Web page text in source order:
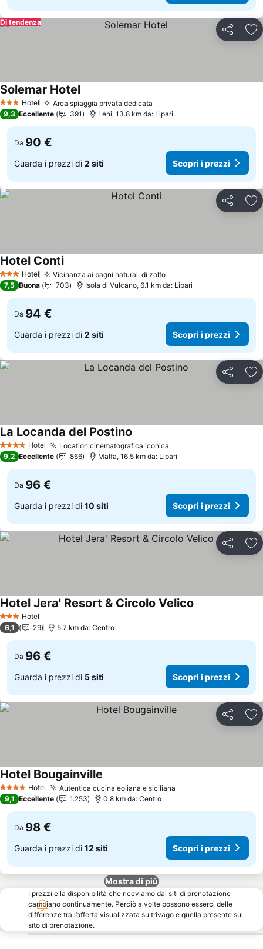
Condividi
Di tendenza
3 StelleHotel Area spiaggia privata dedicata
Solemar HotelScopri i prezzi
9,3 Eccellente 391 Leni, 13.8 km da: Lipari
Da 90 €
Guarda i prezzi di 2 siti Scopri i prezzi
Condividi
3 StelleHotel Vicinanza ai bagni naturali di zolfoScopri i prezzi
Hotel ContiScopri i prezzi
7,5 Buona 703 Isola di Vulcano, 6.1 km da: Lipari
Da 94 €
Guarda i prezzi di 2 siti Scopri i prezzi
Condividi
4 Stelle Hotel Location cinematografica iconica
La Locanda del Postino
9,2 Eccellente 866 Malfa, 16.5 km da: Lipari
Da 96 €
Guarda i prezzi di 10 siti Scopri i prezzi
Condividi
3 StelleHotel
Hotel Jera' Resort & Circolo Velico
6,1 29 5.7 km da: Centro
Da 96 €
Guarda i prezzi di 5 siti Scopri i prezzi
Condividi
4 Stelle Hotel Autentica cucina eoliana e siciliana
Hotel Bougainville
9,1 Eccellente 1.253 0.8 km da: Centro
Da 98 €
Guarda i prezzi di 12 siti Scopri i prezzi
Mostra di più
I prezzi e la disponibilità che riceviamo dai siti di prenotazione
cambiano continuamente. Perciò a volte possono esserci delle
differenze tra l’offerta visualizzata su trivago e quella presente sul
sito di prenotazione.